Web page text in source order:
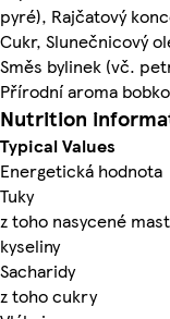
pyré), Rajčatový
Cukr, Slunečnicový
Směs bylinek (vč.
Přírodní aroma
Nutrition
Typical Values
Energetická hodnota
Tuky
z toho nasycené
kyseliny
Sacharidy
z toho cukry